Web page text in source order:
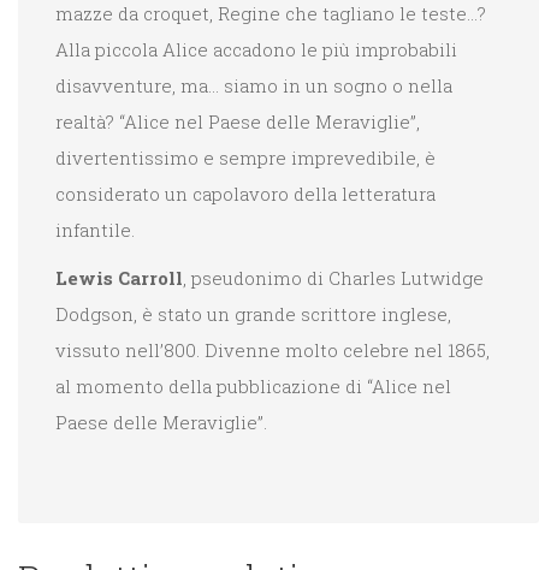
mazze da croquet, Regine che tagliano le teste…?
Alla piccola Alice accadono le più improbabili
disavventure, ma… siamo in un sogno o nella
realtà? “Alice nel Paese delle Meraviglie”,
divertentissimo e sempre imprevedibile, è
considerato un capolavoro della letteratura
infantile.
Lewis Carroll, pseudonimo di Charles Lutwidge
Dodgson, è stato un grande scrittore inglese,
vissuto nell’800. Divenne molto celebre nel 1865,
al momento della pubblicazione di “Alice nel
Paese delle Meraviglie”.